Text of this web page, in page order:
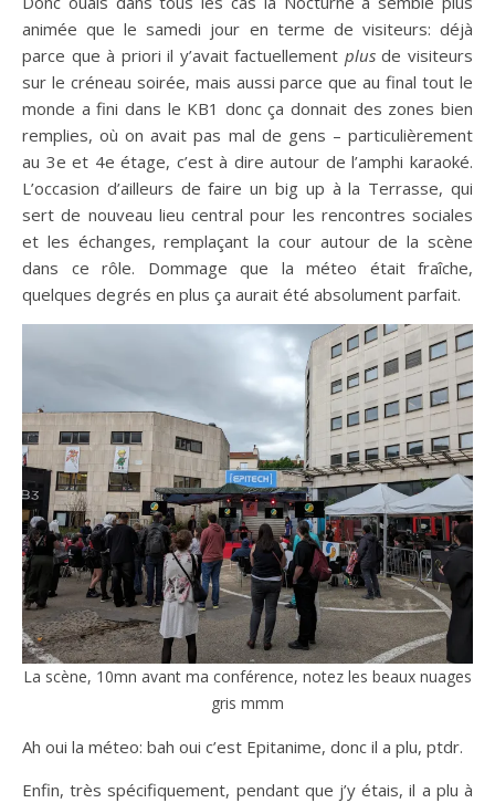
animée que le samedi jour en terme de visiteurs: déjà
parce que à priori il y’avait factuellement plusde visiteurs
sur le créneau soirée, mais aussi parce que au final tout le
monde a fini dans le KB1 donc ça donnait des zones bien
remplies, où on avait pas mal de gens – particulièrement
au 3e et 4e étage, c’est à dire autour de l’amphi karaoké.
L’occasion d’ailleurs de faire un big up à la Terrasse, qui
sert de nouveau lieu central pour les rencontres sociales
et les échanges, remplaçant la cour autour de la scène
dans ce rôle. Dommage que la méteo était fraîche,
quelques degrés en plus ça aurait été absolument parfait.
La scène, 10mn avant ma conférence, notez les beaux nuages
gris mmm
Ah oui la méteo: bah oui c’est Epitanime, donc il a plu, ptdr.
Enfin, très spécifiquement, pendant que j’y étais, il a plu à